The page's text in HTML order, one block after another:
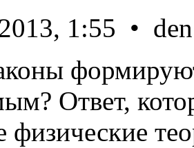
1:55 • den
Ответ,